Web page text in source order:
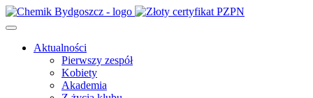
Aktualności
Pierwszy zespół
Kobiety
Akademia